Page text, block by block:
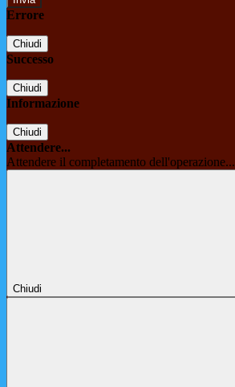
Errore
Chiudi
Successo
Chiudi
Informazione
Chiudi
Attendere...
Attendere il completamento dell'operazione...
Chiudi